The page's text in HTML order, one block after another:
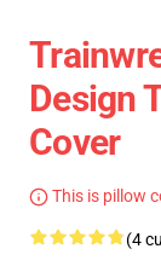
Design
Cover
This is pillow
(4